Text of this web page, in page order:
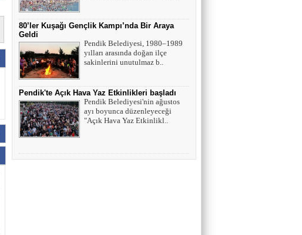
80’ler Kuşağı Gençlik Kampı’nda Bir Araya
Geldi
Pendik Belediyesi, 1980–1989
yılları arasında doğan ilçe
sakinlerini unutulmaz b..
Pendik'te Açık Hava Yaz Etkinlikleri başladı
Pendik Belediyesi'nin ağustos
ayı boyunca düzenleyeceği
"Açık Hava Yaz Etkinlikl..